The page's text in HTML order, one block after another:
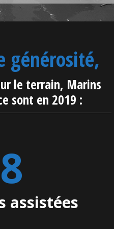
générosité,
le terrain, Marins
sont en 2019 :
assistées